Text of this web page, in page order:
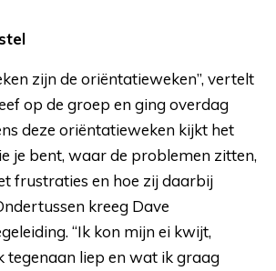
zijn de oriëntatieweken”, vertelt
op de groep en ging overdag
deze oriëntatieweken kijkt het
je bent, waar de problemen zitten,
frustraties en hoe zij daarbij
kreeg Dave
“Ik kon mijn ei kwijt,
tegenaan liep en wat ik graag